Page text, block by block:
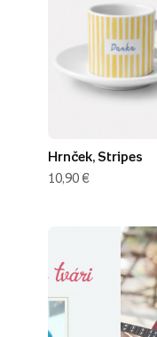
Hrnček, Stripes
10,90 €